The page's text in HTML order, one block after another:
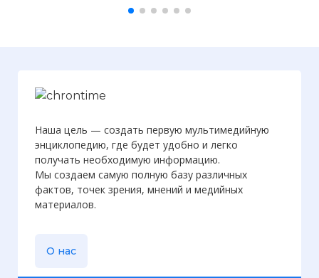
Наша цель — создать первую мультимедийную
энциклопедию, где будет удобно и легко
получать необходимую информацию.
Мы создаем самую полную базу различных
фактов, точек зрения, мнений и медийных
материалов.
О нас